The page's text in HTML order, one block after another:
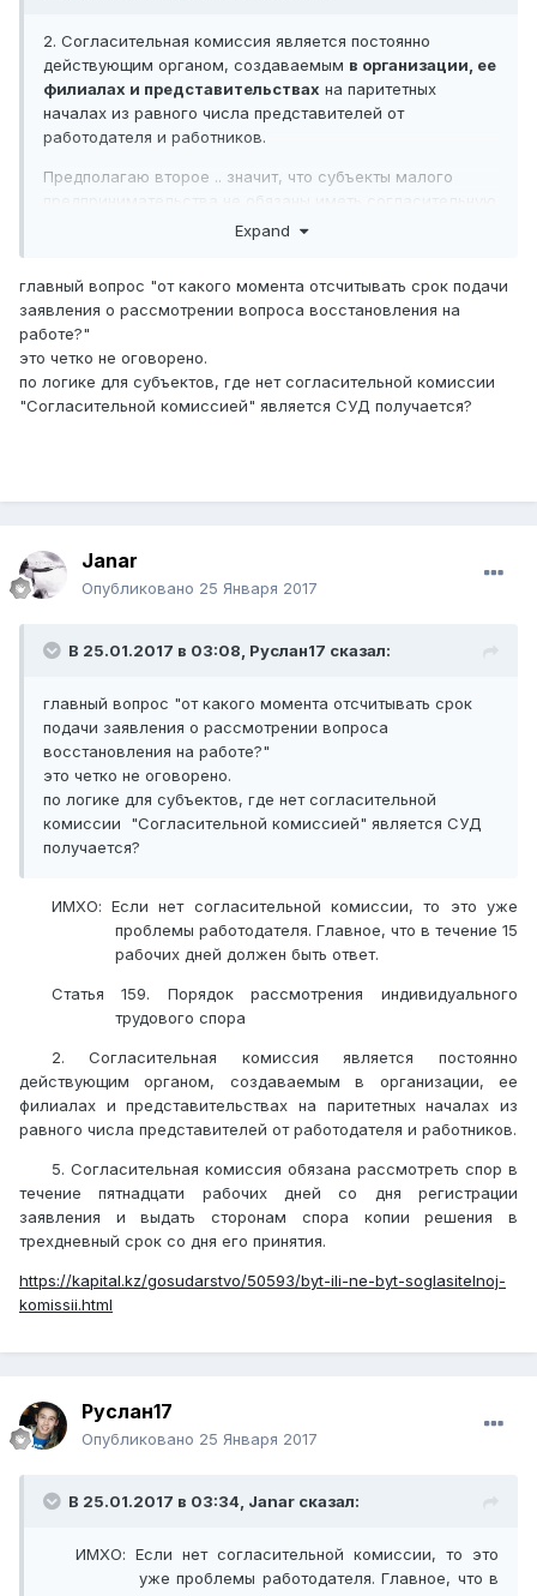
2. Согласительная комиссия является постоянно
действующим органом, создаваемым в организации, ее
филиалах и представительствах на паритетных
началах из равного числа представителей от
работодателя и работников.
Предполагаю второе .. значит, что субъекты малого
предпринимательства не обязаны иметь согласительную
комиссию и спор сразу подлежит рассмотрению в суде..
1. В зависимости от среднегодовой численности
работников и среднегодового дохода субъекты
предпринимательства относятся к следующим
категориям:
субъекты малого предпринимательства, в том числе
индивидуальные предприниматели без образования
осуществляющие предпринимательство, со
среднегодовой численностью работников
человеки среднегодовым доходом не свыше
показателя , установленного законом о республиканском
финансового года.
На сто человек создавать согласительную комиссию не
целесообразно..
Expand
главный вопрос "от какого момента отсчитывать срок подачи
заявления о рассмотрении вопроса восстановления на
работе?"
это четко не оговорено.
по логике для субъектов, где нет согласительной комиссии
"Согласительной комиссией" является СУД получается?
Janar
Опубликовано 25 Января 2017
В 25.01.2017 в 03:08, Руслан17 сказал:
главный вопрос "от какого момента отсчитывать срок
подачи заявления о рассмотрении вопроса
восстановления на работе?"
это четко не оговорено.
по логике для субъектов, где нет согласительной
комиссии "Согласительной комиссией" является СУД
получается?
ИМХО: Если нет согласительной комиссии, то это уже
проблемы работодателя. Главное, что в течение 15
рабочих дней должен быть ответ.
Статья 159. Порядок рассмотрения индивидуального
трудового спора
2. Согласительная комиссия является постоянно
действующим органом, создаваемым в организации, ее
филиалах и представительствах на паритетных началах из
равного числа представителей от работодателя и работников.
5. Согласительная комиссия обязана рассмотреть спор в
течение пятнадцати рабочих дней со дня регистрации
заявления и выдать сторонам спора копии решения в
трехдневный срок со дня его принятия.
https://kapital.kz/gosudarstvo/50593/byt-ili-ne-byt-soglasitelnoj-
komissii.html
Руслан17
Опубликовано 25 Января 2017
В 25.01.2017 в 03:34, Janar сказал:
ИМХО: Если нет согласительной комиссии, то это
уже проблемы работодателя. Главное, что в